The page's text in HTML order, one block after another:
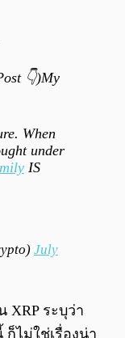
👇)My
When
under
IS
July
XRP ระบุว่า
ไม่ใช่เรื่องน่า